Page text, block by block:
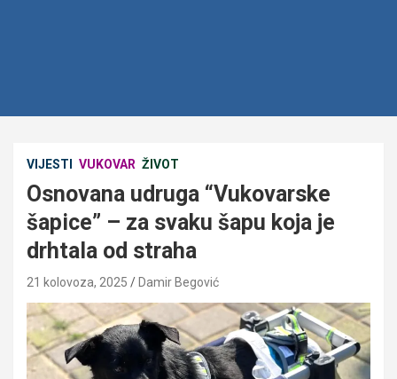
VIJESTI VUKOVAR ŽIVOT
Osnovana udruga “Vukovarske
šapice” – za svaku šapu koja je
drhtala od straha
21 kolovoza, 2025 Damir Begović